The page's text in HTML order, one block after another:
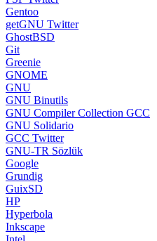
Gentoo
getGNU Twitter
GhostBSD
Git
Greenie
GNOME
GNU
GNU Binutils
GNU Compiler Collection GCC
GNU Solidario
GCC Twitter
GNU-TR Sözlük
Google
Grundig
GuixSD
HP
Hyperbola
Inkscape